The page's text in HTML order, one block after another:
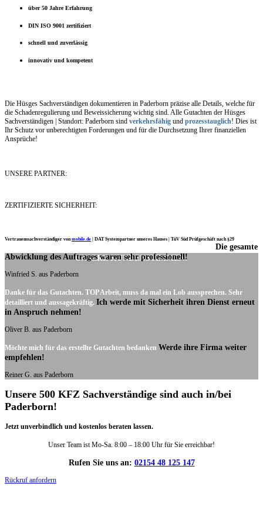
über 50 Jahre Erfahrung
DIN ISO 9001 zertifiziert
schnell und zuverlässig
innovativ und kompetent
Die Hüsges Sachverständigen dokumentieren in Paderborn präzise alle Details, welche für
die Schadenregulierung und Beweissicherung wichtig sind. Alle Gutachten der Hüsges
Sachverständigen | Standort: Paderborn sind verkehrsfähig und prozesstauglich! Dies ist
Ihr Schutz vor unberechtigten Forderungen und für die Durchsetzung Ihrer finanziellen
Ansprüche!
UNSERE PARTNER:
ZERTIFIZIERTE SICHERHEIT:
Vertrauenssachverständiger vonmobile.de DAT Systempartner unseres Hauses | TüV Süd Prüfgeschäft nach §29
UNSERE KUNDENSTIMMEN:
Die gesamte
Abwicklung des Auftrages waren sehr professionell!
Winfried S. aus Paderborn
Danke für das Gutachten. TOP Arbeit, muss da mal ein Lob aussprechen. Sehr
detailliert und aussagekräftig. Ich werde mit Sicherheit ihren Dienst erneut
in Anspruch nehmen!
Oliver B. aus Paderborn
Möchte mich für das erstellte Gutachten bedanken Werde ihre Firma weiter
empfehlen!
Reiner G. aus Paderborn
Unsere 500 KFZ Sachverständige sind auch in/bei
Paderborn!
Jetzt unverbindlich und kostenlos beraten lassen.
Unser Team ist Mo-Sa. 8:00 – 18:00 Uhr für Sie erreichbar!
Rufen Sie uns an: 02154 48 125 147
Rückruf anfordern